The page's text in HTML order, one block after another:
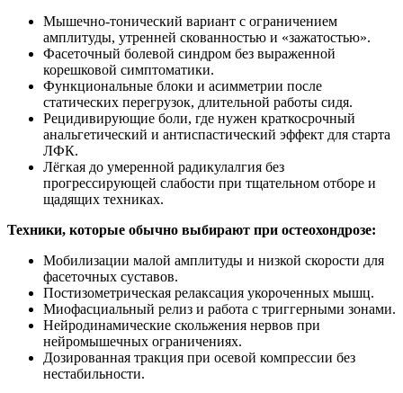
Мышечно‑тонический вариант с ограничением
амплитуды, утренней скованностью и «зажатостью».
Фасеточный болевой синдром без выраженной
корешковой симптоматики.
Функциональные блоки и асимметрии после
статических перегрузок, длительной работы сидя.
Рецидивирующие боли, где нужен краткосрочный
анальгетический и антиспастический эффект для старта
ЛФК.
Лёгкая до умеренной радикулалгия без
прогрессирующей слабости при тщательном отборе и
щадящих техниках.
Техники, которые обычно выбирают при остеохондрозе:
Мобилизации малой амплитуды и низкой скорости для
фасеточных суставов.
Постизометрическая релаксация укороченных мышц.
Миофасциальный релиз и работа с триггерными зонами.
Нейродинамические скольжения нервов при
нейромышечных ограничениях.
Дозированная тракция при осевой компрессии без
нестабильности.